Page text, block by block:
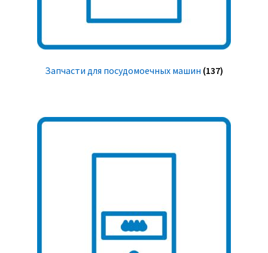
Запчасти для посудомоечных машин (137)